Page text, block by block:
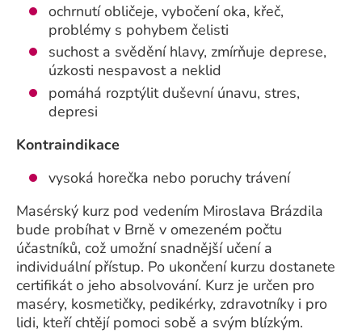
ochrnutí obličeje, vybočení oka, křeč,
problémy s pohybem čelisti
suchost a svědění hlavy, zmírňuje deprese,
úzkosti nespavost a neklid
pomáhá rozptýlit duševní únavu, stres,
depresi
Kontraindikace
vysoká horečka nebo poruchy trávení
Masérský kurz pod vedením Miroslava Brázdila
bude probíhat v Brně v omezeném počtu
účastníků, což umožní snadnější učení a
individuální přístup. Po ukončení kurzu dostanete
certifikát o jeho absolvování. Kurz je určen pro
maséry, kosmetičky, pedikérky, zdravotníky i pro
lidi, kteří chtějí pomoci sobě a svým blízkým.